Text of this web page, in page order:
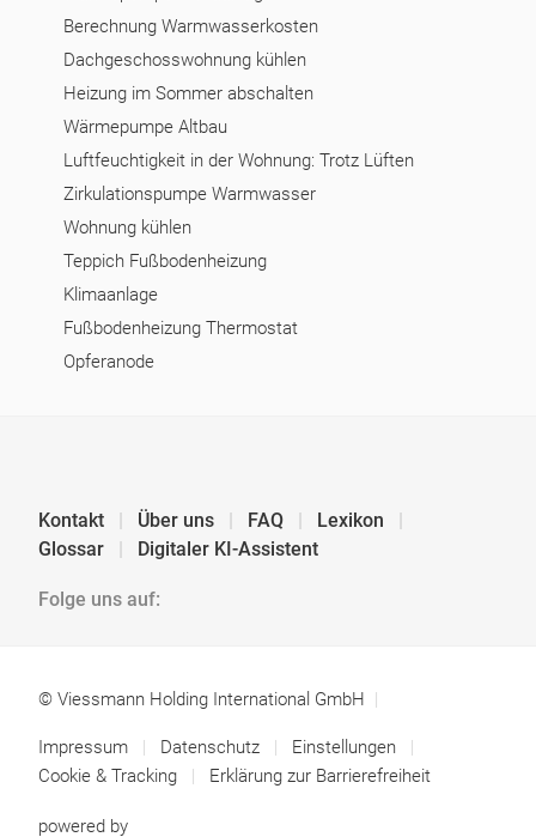
Berechnung Warmwasserkosten
Dachgeschosswohnung kühlen
Heizung im Sommer abschalten
Wärmepumpe Altbau
Luftfeuchtigkeit in der Wohnung: Trotz Lüften
Zirkulationspumpe Warmwasser
Wohnung kühlen
Teppich Fußbodenheizung
Klimaanlage
Fußbodenheizung Thermostat
Opferanode
Kontakt Über uns FAQ
Lexikon
Glossar
Digitaler KI-Assistent
Folge uns auf:
© Viessmann Holding International GmbH
Impressum Datenschutz
Einstellungen
Cookie & Tracking
Erklärung zur Barrierefreiheit
powered by